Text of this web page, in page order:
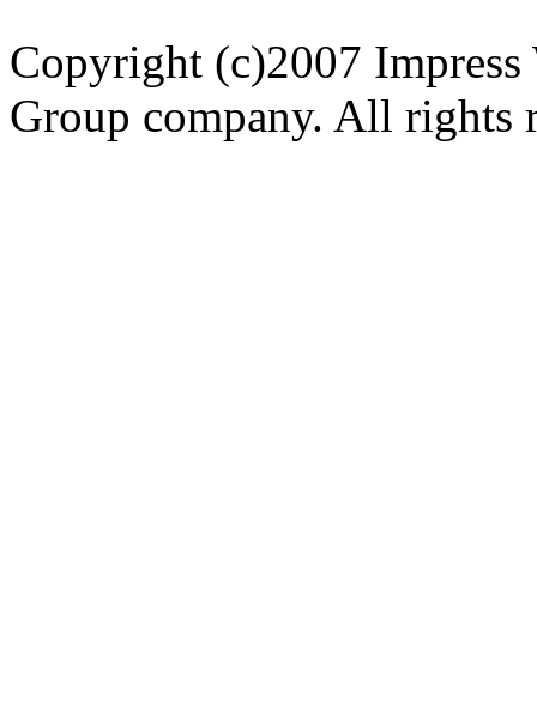
Copyright (c)2007 Impress
Group company. All rights